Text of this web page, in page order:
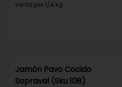
Venta por 1/4 kg.
Jamón Pavo Cocido
Sopraval (Sku 108)